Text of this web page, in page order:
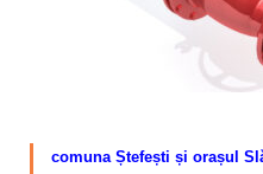
comuna Ștefești și orașul